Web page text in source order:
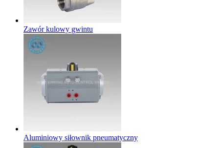
Zawór kulowy gwintu
Aluminiowy siłownik pneumatyczny